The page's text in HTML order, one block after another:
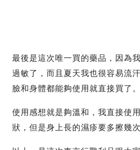
最後是這次唯一買的藥品，因為
過敏了，而且夏天我也很容易流
臉和身體都能夠使用就直接買了。
使用感想就是夠溫和，我直接使
狀，但是身上長的濕疹要多擦幾次